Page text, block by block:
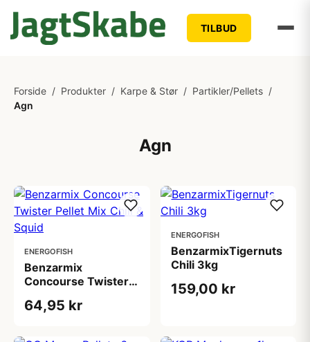
TILBUD
Forside / Produkter / Karpe & Stør / Partikler/Pellets /
Agn
Agn
ENERGOFISH
Benzarmix
Concourse Twister
Squid
64,95 kr
ENERGOFISH
BenzarmixTigernuts
Chili 3kg
159,00 kr